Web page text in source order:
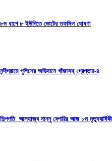
৮ম ধাপে ৮ ইউপিতে ভোটের তফসিল ঘোষণা
নন্দীগ্রামে পুলিশের অভিযানে গাঁজাসহ গ্রেপ্তার-৪
শিল্পপতি আলহাজ্ব নান্নু বেপারির আজ ৮ম মৃত্যুবার্ষিকী